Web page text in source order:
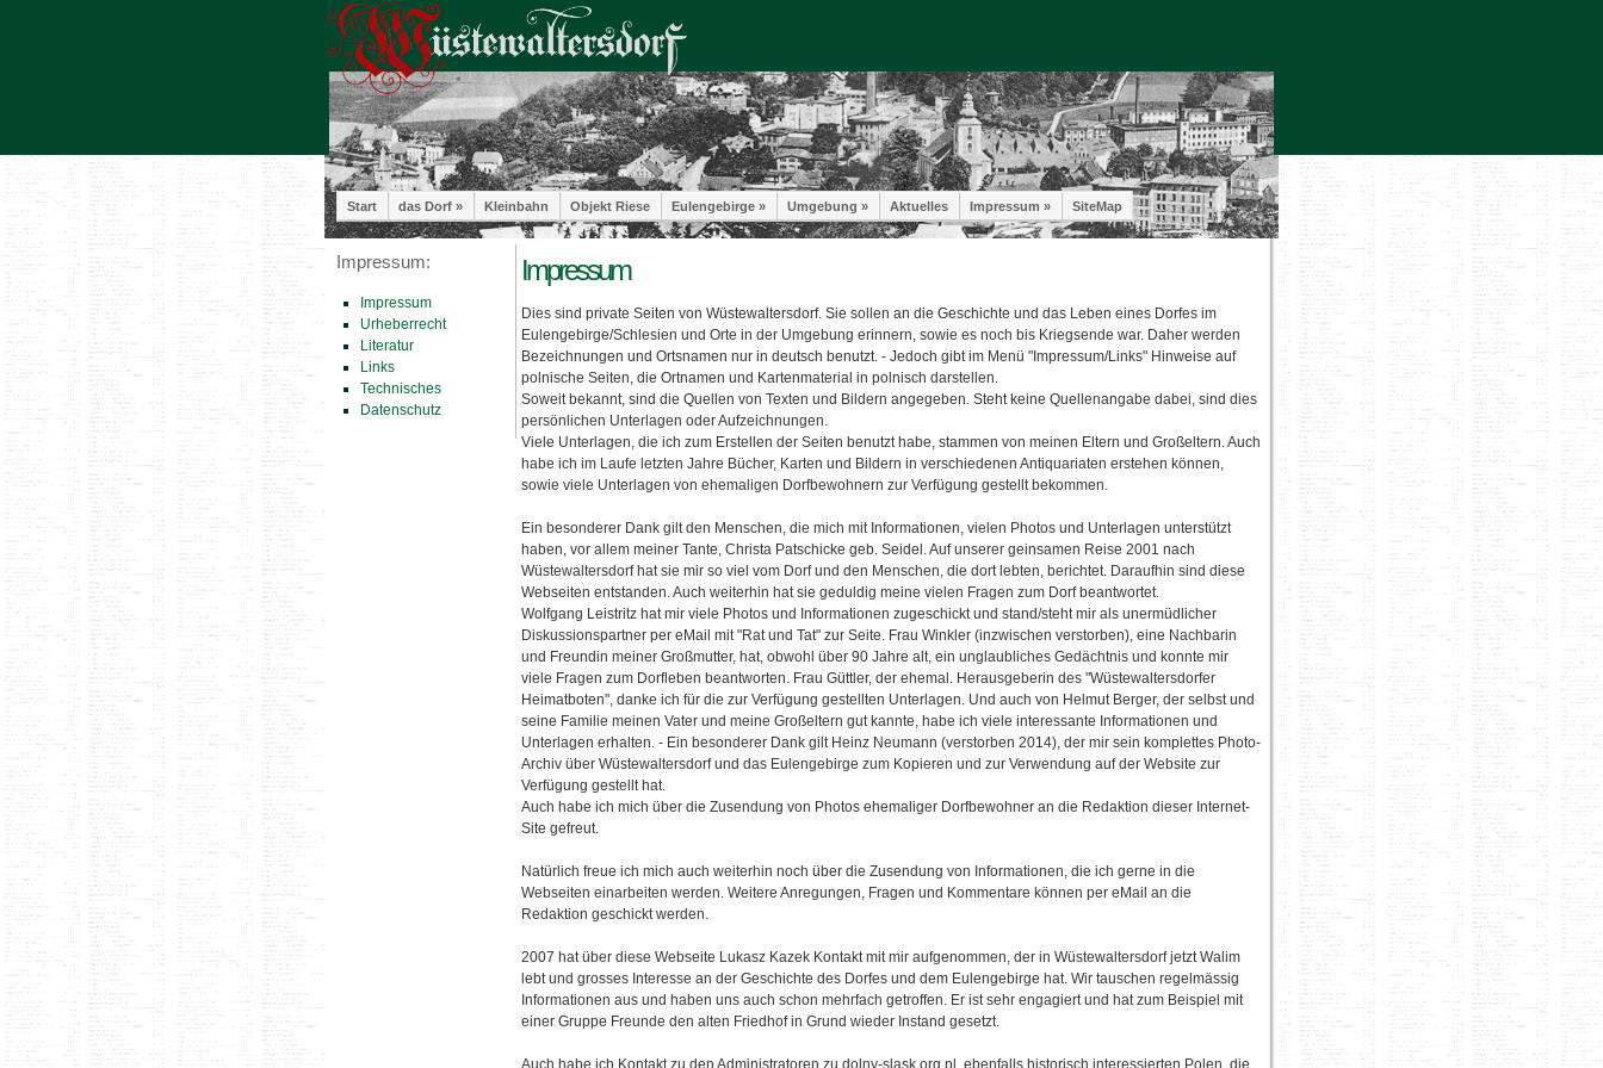
Start das Dorf » Kleinbahn Objekt Riese Eulengebirge » Umgebung » Aktuelles Impressum » SiteMap
Impressum:
Impressum
Urheberrecht
Literatur
Links
Technisches
Datenschutz
Impressum
Dies sind private Seiten von Wüstewaltersdorf. Sie sollen an die Geschichte und das Leben eines Dorfes im
Eulengebirge/Schlesien und Orte in der Umgebung erinnern, sowie es noch bis Kriegsende war. Daher werden
Bezeichnungen und Ortsnamen nur in deutsch benutzt. - Jedoch gibt im Menü "Impressum/Links" Hinweise auf
polnische Seiten, die Ortnamen und Kartenmaterial in polnisch darstellen.
Soweit bekannt, sind die Quellen von Texten und Bildern angegeben. Steht keine Quellenangabe dabei, sind dies
persönlichen Unterlagen oder Aufzeichnungen.
Viele Unterlagen, die ich zum Erstellen der Seiten benutzt habe, stammen von meinen Eltern und Großeltern. Auch
habe ich im Laufe letzten Jahre Bücher, Karten und Bildern in verschiedenen Antiquariaten erstehen können,
sowie viele Unterlagen von ehemaligen Dorfbewohnern zur Verfügung gestellt bekommen.
Ein besonderer Dank gilt den Menschen, die mich mit Informationen, vielen Photos und Unterlagen unterstützt
haben, vor allem meiner Tante, Christa Patschicke geb. Seidel. Auf unserer geinsamen Reise 2001 nach
Wüstewaltersdorf hat sie mir so viel vom Dorf und den Menschen, die dort lebten, berichtet. Daraufhin sind diese
Webseiten entstanden. Auch weiterhin hat sie geduldig meine vielen Fragen zum Dorf beantwortet.
Wolfgang Leistritz hat mir viele Photos und Informationen zugeschickt und stand/steht mir als unermüdlicher
Diskussionspartner per eMail mit "Rat und Tat" zur Seite. Frau Winkler (inzwischen verstorben), eine Nachbarin
und Freundin meiner Großmutter, hat, obwohl über 90 Jahre alt, ein unglaubliches Gedächtnis und konnte mir
viele Fragen zum Dorfleben beantworten. Frau Güttler, der ehemal. Herausgeberin des "Wüstewaltersdorfer
Heimatboten", danke ich für die zur Verfügung gestellten Unterlagen. Und auch von Helmut Berger, der selbst und
seine Familie meinen Vater und meine Großeltern gut kannte, habe ich viele interessante Informationen und
Unterlagen erhalten. - Ein besonderer Dank gilt Heinz Neumann (verstorben 2014), der mir sein komplettes Photo-
Archiv über Wüstewaltersdorf und das Eulengebirge zum Kopieren und zur Verwendung auf der Website zur
Verfügung gestellt hat.
Auch habe ich mich über die Zusendung von Photos ehemaliger Dorfbewohner an die Redaktion dieser Internet-
Site gefreut.
Natürlich freue ich mich auch weiterhin noch über die Zusendung von Informationen, die ich gerne in die
Webseiten einarbeiten werden. Weitere Anregungen, Fragen und Kommentare können per eMail an die
Redaktion geschickt werden.
2007 hat über diese Webseite Lukasz Kazek Kontakt mit mir aufgenommen, der in Wüstewaltersdorf jetzt Walim
lebt und grosses Interesse an der Geschichte des Dorfes und dem Eulengebirge hat. Wir tauschen regelmässig
Informationen aus und haben uns auch schon mehrfach getroffen. Er ist sehr engagiert und hat zum Beispiel mit
einer Gruppe Freunde den alten Friedhof in Grund wieder Instand gesetzt.
Auch habe ich Kontakt zu den Administratoren zu dolny-slask.org.pl, ebenfalls historisch interessierten Polen, die